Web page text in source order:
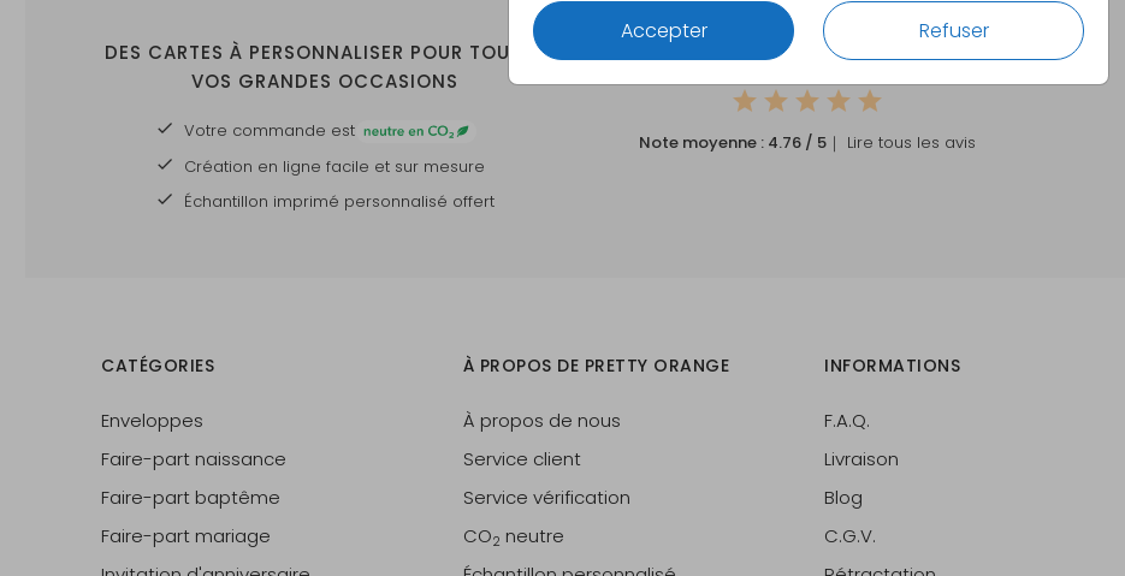
Accepter Refuser
DES CARTES À PERSONNALISER POUR TOUTES
VOS GRANDES OCCASIONS
Votre commande est
Création en ligne facile et sur mesure
Échantillon imprimé personnalisé offert
CE QUE NOS CLIENTS DISENT DE NOUS
Note moyenne : 4.76 / 5 ｜ Lire tous les avis
CATÉGORIES
Enveloppes
Faire-part naissance
Faire-part baptême
Faire-part mariage
À PROPOS DE PRETTY ORANGE
À propos de nous
Service client
Service vérification
CO2 neutre
INFORMATIONS
F.A.Q.
Livraison
Blog
C.G.V.